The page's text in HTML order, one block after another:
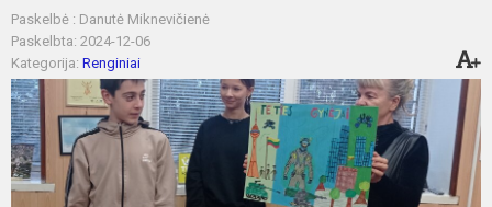
Paskelbė : Danutė Miknevičienė
Paskelbta: 2024-12-06
Kategorija: Renginiai